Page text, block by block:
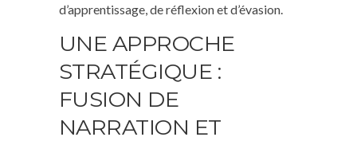
d’apprentissage, de réflexion et d’évasion.
UNE APPROCHE
STRATÉGIQUE :
FUSION DE
NARRATION ET